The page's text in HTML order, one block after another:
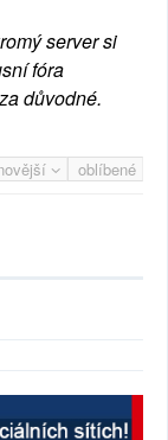
server si
fóra
důvodné.
oblíbené